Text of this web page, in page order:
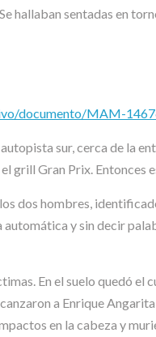
hallaban sentadas en
documento/MAM-
sur, cerca de la
grill Gran Prix. Entonces
los dos hombres,
automática y sin decir
En el suelo quedó
a Enrique
en la cabeza y